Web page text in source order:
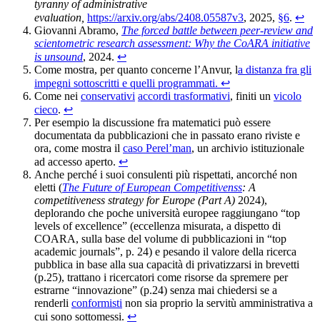
tyranny of administrative
evaluation, https://arxiv.org/abs/2408.05587v3, 2025, §6. ↩︎
Giovanni Abramo, The forced battle between peer-review and
scientometric research assessment: Why the CoARA initiative
is unsound, 2024. ↩︎
Come mostra, per quanto concerne l’Anvur, la distanza fra gli
impegni sottoscritti e quelli programmati. ↩︎
Come nei conservativi accordi trasformativi, finiti un vicolo
cieco. ↩︎
Per esempio la discussione fra matematici può essere
documentata da pubblicazioni che in passato erano riviste e
ora, come mostra il caso Perel’man, un archivio istituzionale
ad accesso aperto. ↩︎
Anche perché i suoi consulenti più rispettati, ancorché non
eletti (The Future of European Competitivenss: A
competitiveness strategy for Europe (Part A) 2024),
deplorando che poche università europee raggiungano “top
levels of excellence” (eccellenza misurata, a dispetto di
COARA, sulla base del volume di pubblicazioni in “top
academic journals”, p. 24) e pesando il valore della ricerca
pubblica in base alla sua capacità di privatizzarsi in brevetti
(p.25), trattano i ricercatori come risorse da spremere per
estrarne “innovazione” (p.24) senza mai chiedersi se a
renderli conformisti non sia proprio la servitù amministrativa a
cui sono sottomessi. ↩︎